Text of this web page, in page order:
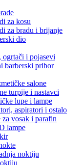
za kosu
za bradu i brijanje
dio
ogrtači i pojasevi
barberski pribor
salone
turpije i nastavci
lupe i lampe
aspiratori i ostalo
vosak i parafin
lampe
noktiju